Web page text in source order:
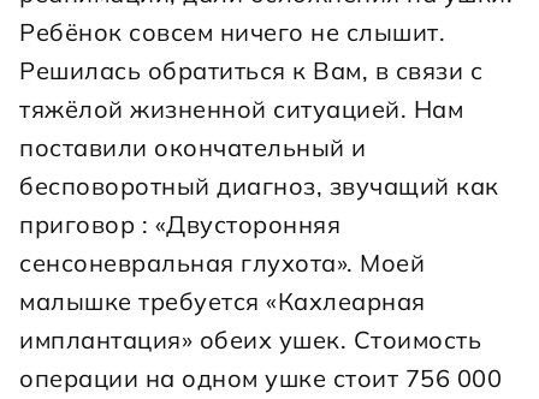
Ребёнок совсем ничего не слышит.
Решилась обратиться к Вам, в связи с
тяжёлой жизненной ситуацией. Нам
поставили окончательный и
бесповоротный диагноз, звучащий как
приговор : «Двусторонняя
сенсоневральная глухота». Моей
малышке требуется «Кахлеарная
имплантация» обеих ушек. Стоимость
операции на одном ушке стоит 756 000